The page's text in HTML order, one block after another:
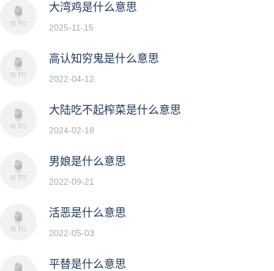
大湾鸡是什么意思
2025-11-15
高认知穷鬼是什么意思
2022-04-12
大陆吃不起榨菜是什么意思
2024-02-18
男娘是什么意思
2022-09-21
活恶是什么意思
2022-05-03
平替是什么意思